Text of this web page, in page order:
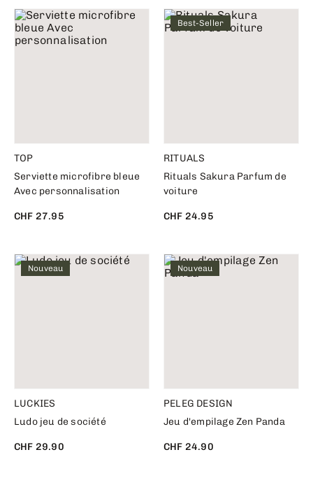
TOP
Serviette microfibre bleue
Avec personnalisation
CHF 27.95
Best-Seller
RITUALS
Rituals Sakura Parfum de
voiture
CHF 24.95
Nouveau
LUCKIES
Ludo jeu de société
CHF 29.90
Nouveau
PELEG DESIGN
Jeu d'empilage Zen Panda
CHF 24.90